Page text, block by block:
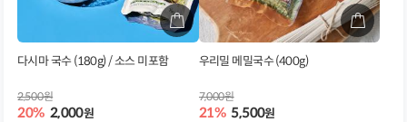
다시마 국수 (180g) / 소스 미포함
20% 2,000원
2,500원
우리밀 메밀국수 (400g)
21% 5,500원
7,000원